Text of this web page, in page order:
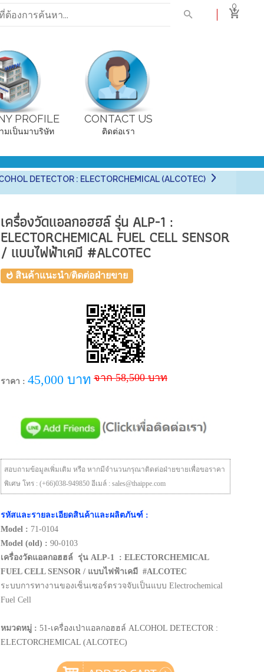
0
PROFILE
มเป็นมาบริษัท
CONTACT US
ติดต่อเรา
DETECTOR : ELECTORCHEMICAL (ALCOTEC)
เครื่องวัดแอลกอฮฮล์ รุ่น ALP-1 :
ELECTORCHEMICAL FUEL CELL SENSOR
/ แบบไฟฟ้าเคมี #ALCOTEC
สินค้าแนะนำ/ติดต่อฝ่ายขาย
ราคา : 45,000 บาท จาก 58,500 บาท
สอบถามข้อมูลเพิ่มเติม หรือ หากมีจำนวนกรุณาติดต่อฝ่ายขายเพื่อขอราคา
พิเศษ โทร : (+66)038-949850 อีเมล์ : sales@thaippe.com
รหัสและรายละเอียดสินค้าและผลิตภันฑ์ :
Model : 71-0104
Model (old) : 90-0103
เครื่องวัดแอลกอฮฮล์ รุ่น ALP-1 : ELECTORCHEMICAL
FUEL CELL SENSOR / แบบไฟฟ้าเคมี #ALCOTEC
ระบบการทางานของเซ็นเซอร์ตรวจจับเป็นแบบ Electrochemical
Fuel Cell
หมวดหมู่ : 51-เครื่องเป่าแอลกอฮฮล์ ALCOHOL DETECTOR :
ELECTORCHEMICAL (ALCOTEC)